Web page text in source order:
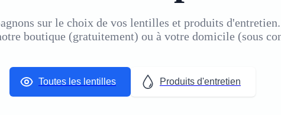
sur le choix de vos lentilles et produits
boutique (gratuitement) ou à votre domicile (sous
Toutes les lentilles Produits d'entretien